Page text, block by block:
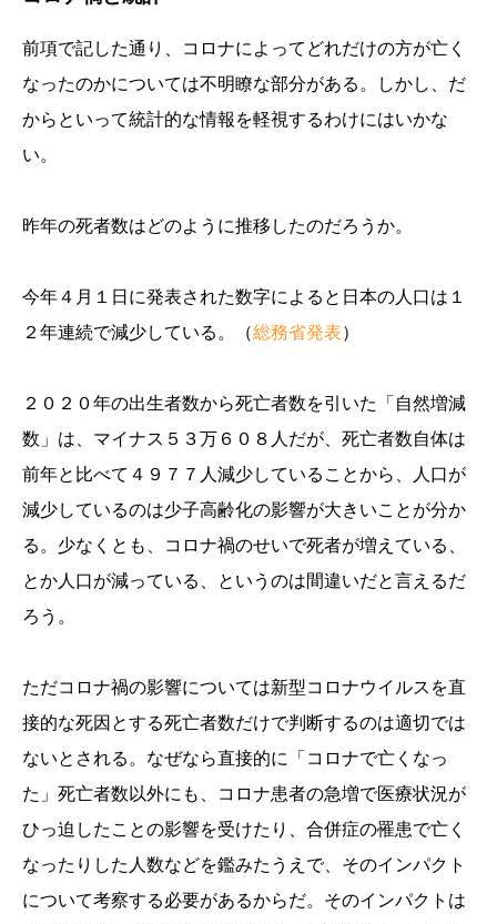
前項で記した通り、コロナによってどれだけの方が亡く
なったのかについては不明瞭な部分がある。しかし、だ
からといって統計的な情報を軽視するわけにはいかな
い。
昨年の死者数はどのように推移したのだろうか。
今年４月１日に発表された数字によると日本の人口は１
２年連続で減少している。（総務省発表）
２０２０年の出生者数から死亡者数を引いた「自然増減
数」は、マイナス５３万６０８人だが、死亡者数自体は
前年と比べて４９７７人減少していることから、人口が
減少しているのは少子高齢化の影響が大きいことが分か
る。少なくとも、コロナ禍のせいで死者が増えている、
とか人口が減っている、というのは間違いだと言えるだ
ろう。
ただコロナ禍の影響については新型コロナウイルスを直
接的な死因とする死亡者数だけで判断するのは適切では
ないとされる。なぜなら直接的に「コロナで亡くなっ
た」死亡者数以外にも、コロナ患者の急増で医療状況が
ひっ迫したことの影響を受けたり、合併症の罹患で亡く
なったりした人数などを鑑みたうえで、そのインパクト
について考察する必要があるからだ。そのインパクトは